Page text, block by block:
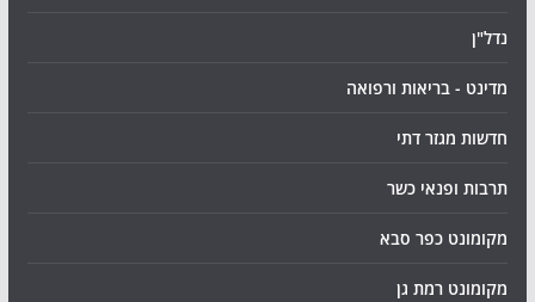
נדל"ן
מדינט - בריאות ורפואה
חדשות מגזר דתי
תרבות ופנאי כשר
מקומונט כפר סבא
מקומונט רמת גן